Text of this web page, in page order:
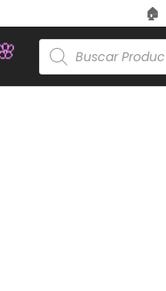
🏠
Búsqueda
de
productos